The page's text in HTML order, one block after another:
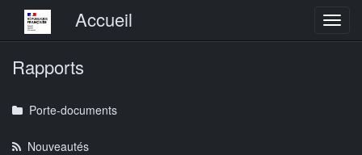
Menu principalAccueil
Rapports
Porte-documents
Nouveautés